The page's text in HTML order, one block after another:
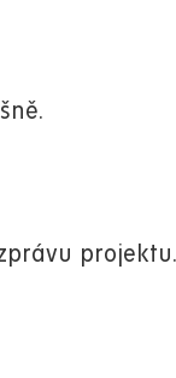
projektu.